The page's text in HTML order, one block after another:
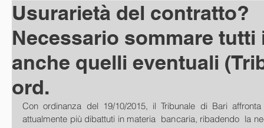
Usurarietà del contratto?
Necessario sommare tutti
anche quelli eventuali
ord.
Con ordinanza del 19/10/2015, il Tribunale di Bari
attualmente più dibattuti in materia  bancaria, ribadendo  la